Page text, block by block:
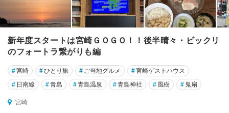
新年度スタートは宮崎ＧＯＧＯ！！後半晴々・ビックリ
のフォートラ繋がりも編
#宮崎 #ひとり旅 # ご当地グルメ #宮崎ゲストハウス
# 日南線 #青島 #青島温泉 #青島神社 # 風樹 # 鬼扇
宮崎